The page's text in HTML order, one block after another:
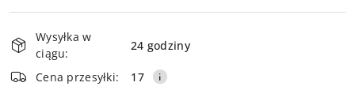
i
dostawa
Wysyłka w
ciągu:
24 godziny
Cena przesyłki: 17